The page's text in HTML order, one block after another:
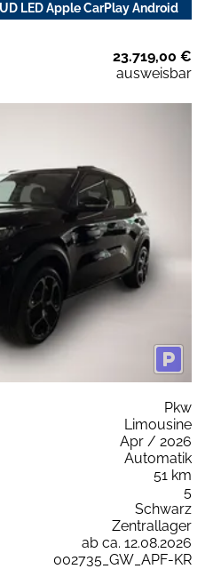
LED Apple CarPlay Android
23.719,00 €
ausweisbar
Pkw
Limousine
Apr / 2026
Automatik
51 km
5
Schwarz
Zentrallager
ab ca. 12.08.2026
002735_GW_APF-KR